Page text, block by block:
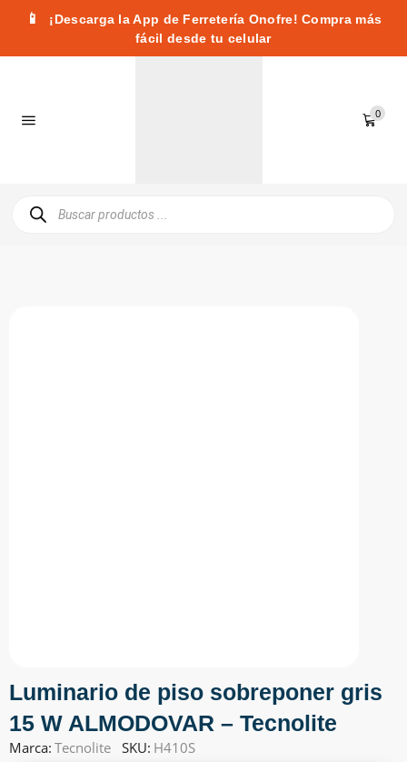
📱
¡Descarga la App de Ferretería Onofre! Compra más
fácil desde tu celular
0
Luminario de piso sobreponer gris
15 W ALMODOVAR – Tecnolite
Marca: Tecnolite SKU: H410S